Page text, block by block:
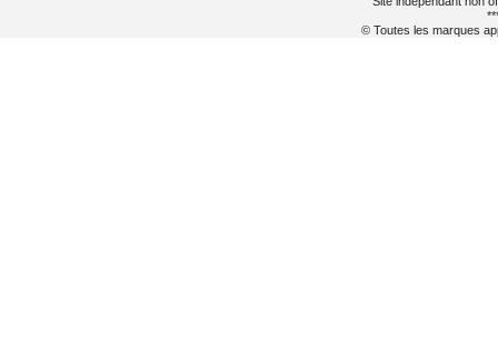
© Toutes les marques